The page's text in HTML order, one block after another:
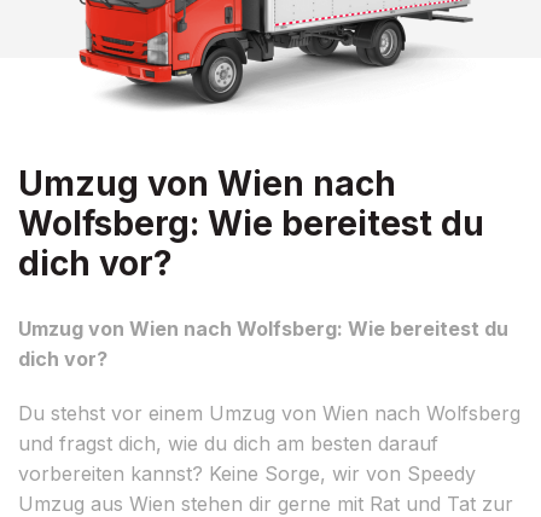
Umzug von Wien nach
Wolfsberg: Wie bereitest du
dich vor?
Umzug von Wien nach Wolfsberg: Wie bereitest du
dich vor?
Du stehst vor einem Umzug von Wien nach Wolfsberg
und fragst dich, wie du dich am besten darauf
vorbereiten kannst? Keine Sorge, wir von Speedy
Umzug aus Wien stehen dir gerne mit Rat und Tat zur